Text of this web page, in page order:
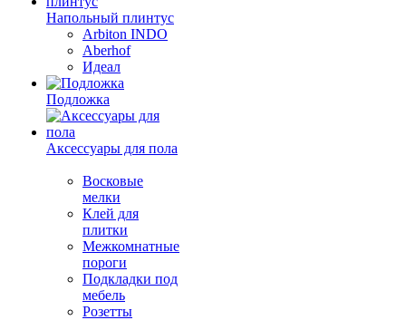
Напольный плинтус
Arbiton INDO
Aberhof
Идеал
Подложка
Аксессуары для пола
Восковые
мелки
Клей для
плитки
Межкомнатные
пороги
Подкладки под
мебель
Розетты